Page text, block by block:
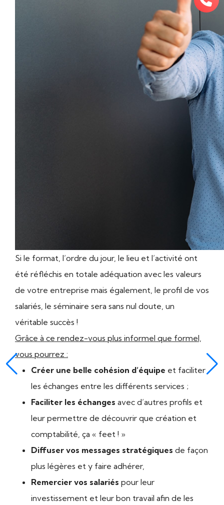
Si le format, l’ordre du jour, le lieu et l’activité ont
été réfléchis en totale adéquation avec les valeurs
de votre entreprise mais également, le profil de vos
salariés, le séminaire sera sans nul doute, un
véritable succès !
Grâce à ce rendez-vous plus informel que formel,
vous pourrez :
Créer une belle cohésion d’équipe et faciliter
les échanges entre les différents services ;
Faciliter les échanges avec d’autres profils et
leur permettre de découvrir que création et
comptabilité, ça « feet ! »
Diffuser vos messages stratégiques de façon
plus légères et y faire adhérer,
Remercier vos salariés pour leur
investissement et leur bon travail afin de les